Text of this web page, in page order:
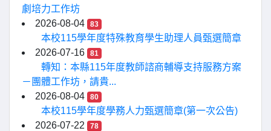
劇培力工作坊
2026-08-04
83
本校115學年度特殊教育學生助理人員甄選簡章
2026-07-16
81
轉知：本縣115年度教師諮商輔導支持服務方案
－團體工作坊，請貴...
2026-08-04
80
本校115學年度學務人力甄選簡章(第一次公告)
2026-07-22
78